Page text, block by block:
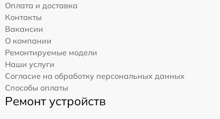
Оплата и доставка
Контакты
Вакансии
О компании
Ремонтируемые модели
Наши услуги
Согласие на обработку персональных данных
Способы оплаты
Ремонт устройств